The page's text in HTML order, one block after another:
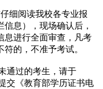
细阅读我校各专业报
息），现场确认后，
息进行全面审查，凡考
的，不准予考试。
过的考生，请于
交《教育部学历证书电